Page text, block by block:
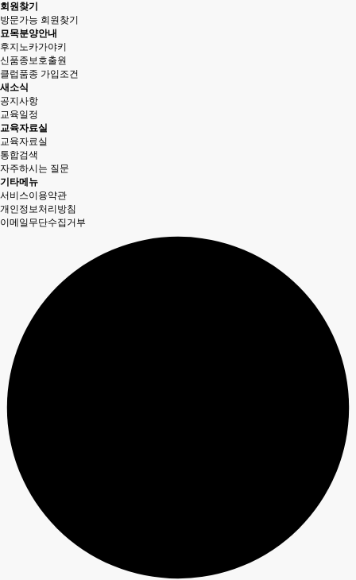
회원찾기
방문가능 회원찾기
묘목분양안내
후지노카가야키
신품종보호출원
클럽품종 가입조건
새소식
공지사항
교육일정
교육자료실
교육자료실
통합검색
자주하시는 질문
기타메뉴
서비스이용약관
개인정보처리방침
이메일무단수집거부